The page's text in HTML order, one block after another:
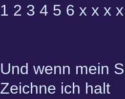
1 2 3 4 5 6 x x x
Und wenn mein
Zeichne ich halt